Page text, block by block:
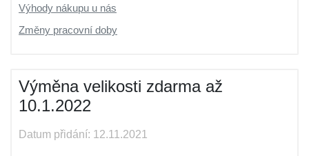
Výhody nákupu u nás
Změny pracovní doby
Výměna velikosti zdarma až
10.1.2022
Datum přidání: 12.11.2021